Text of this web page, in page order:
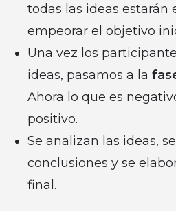
todas las ideas estarán
empeorar el objetivo
Una vez los
ideas, pasamos a la
Ahora lo que es
positivo.
Se analizan las ideas,
conclusiones y se
final.